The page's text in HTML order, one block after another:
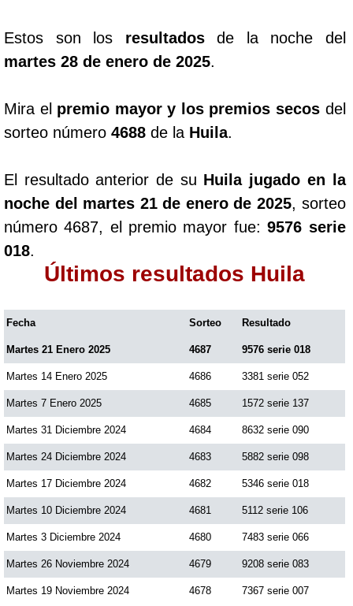
Estos son los resultadosde la noche del
martes 28 de enero de 2025.
Mira el premio mayor y los premios secosdel
sorteo número 4688 de la Huila.
El resultado anterior de su Huila jugado en la
noche del martes 21 de enero de 2025, sorteo
número 4687, el premio mayor fue:9576 serie
018.
Últimos resultados Huila
Fecha Sorteo Resultado
Martes 21 Enero 2025 4687 9576 serie 018
Martes 14 Enero 2025 4686 3381 serie 052
Martes 7 Enero 2025 4685 1572 serie 137
Martes 31 Diciembre 2024 4684 8632 serie 090
Martes 24 Diciembre 2024 4683 5882 serie 098
Martes 17 Diciembre 2024 4682 5346 serie 018
Martes 10 Diciembre 2024 4681 5112 serie 106
Martes 3 Diciembre 2024 4680 7483 serie 066
Martes 26 Noviembre 2024 4679 9208 serie 083
Martes 19 Noviembre 2024 4678 7367 serie 007